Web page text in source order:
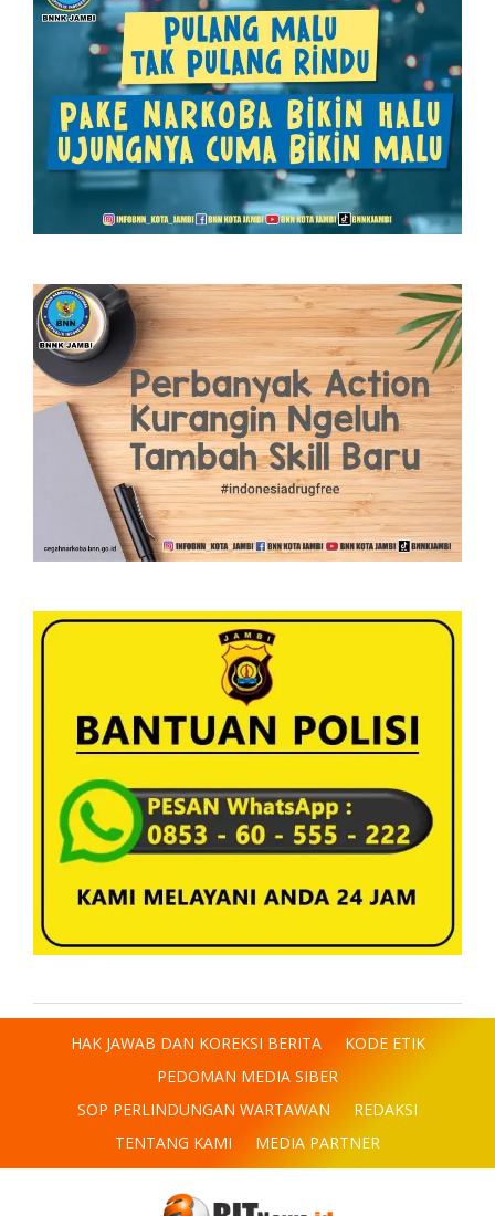
HAK JAWAB DAN KOREKSI BERITA
KODE ETIK
PEDOMAN MEDIA SIBER
SOP PERLINDUNGAN WARTAWAN
REDAKSI
TENTANG KAMI
MEDIA PARTNER